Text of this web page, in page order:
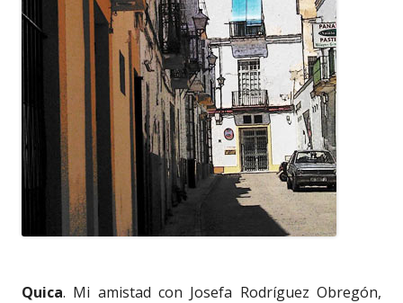
Quica. Mi amistad con Josefa Rodríguez Obregón,